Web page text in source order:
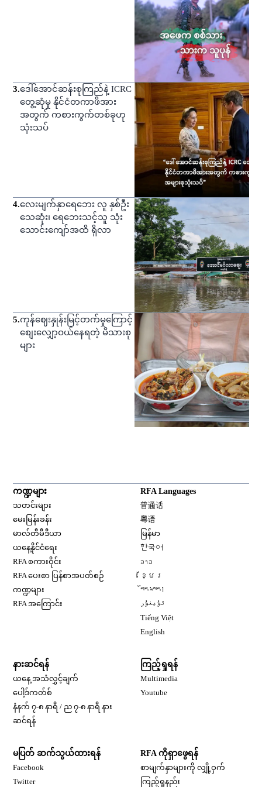
3.ဒေါ်အောင်ဆန်းစုကြည်နဲ့ ICRC
တွေ့ဆုံမှု နိုင်ငံတကာဖိအား
အတွက် ကစားကွက်တစ်ခုဟု
သုံးသပ်
4.လေးမျက်နှာရေဘေး လူ နှစ်ဦး
သေဆုံး၊ ရေဘေးသင့်သူ သုံး
သောင်းကျော်အထိ ရှိလာ
5.ကုန်ဈေးနှုန်းမြင့်တက်မှုကြောင့်
စျေးလျှော့ဝယ်နေရတဲ့ မိသားစု
များ
ကဏ္ဍများ
သတင်းများ
မေးမြန်းခန်း
မာလ်တီမီဒီယာ
ယနေ့နိုင်ငံရေး
RFA စကားဝိုင်း
RFA ပေးစာ ပြန်စာအပတ်စဉ်
ကဏ္ဍများ
RFA အကြောင်း
RFA Languages
普通话
粤语
မြန်မာ
한국어
ລາວ
ខ្មែរ
བོད་སྐད།
ئۇيغۇر
Tiếng Việt
English
နားဆင်ရန်
ယနေ့ အသံလွှင့်ချက်
ပေါ့ဒ်ကတ်စ်
နံနက် ၇-၈ နာရီ / ည ၇-၈ နာရီ နား
ဆင်ရန်
ကြည့်ရှုရန်
Multimedia
Youtube
မပြတ် ဆက်သွယ်ထားရန်
Facebook
TwitterOpens in new window
RFA ကိုရှာဖွေရန်
စာမျက်နှာများကို လျှို့ဝှက်
ကြည့်ရှုနည်း